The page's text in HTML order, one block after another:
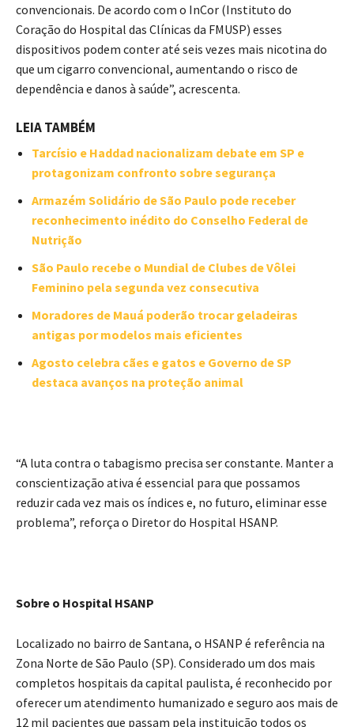
convencionais. De acordo com o InCor (Instituto do
Coração do Hospital das Clínicas da FMUSP) esses
dispositivos podem conter até seis vezes mais nicotina do
que um cigarro convencional, aumentando o risco de
dependência e danos à saúde”, acrescenta.
LEIA TAMBÉM
Tarcísio e Haddad nacionalizam debate em SP e
protagonizam confronto sobre segurança
Armazém Solidário de São Paulo pode receber
reconhecimento inédito do Conselho Federal de
Nutrição
São Paulo recebe o Mundial de Clubes de Vôlei
Feminino pela segunda vez consecutiva
Moradores de Mauá poderão trocar geladeiras
antigas por modelos mais eficientes
Agosto celebra cães e gatos e Governo de SP
destaca avanços na proteção animal
“A luta contra o tabagismo precisa ser constante. Manter a
conscientização ativa é essencial para que possamos
reduzir cada vez mais os índices e, no futuro, eliminar esse
problema”, reforça o Diretor do Hospital HSANP.
Sobre o Hospital HSANP
Localizado no bairro de Santana, o HSANP é referência na
Zona Norte de São Paulo (SP). Considerado um dos mais
completos hospitais da capital paulista, é reconhecido por
oferecer um atendimento humanizado e seguro aos mais de
12 mil pacientes que passam pela instituição todos os